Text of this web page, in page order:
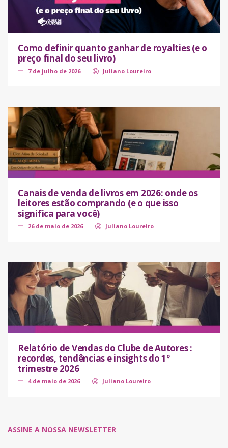
Como definir quanto ganhar de royalties (e o
preço final do seu livro)
7 de julho de 2026 Juliano Loureiro
Canais de venda de livros em 2026: onde os
leitores estão comprando (e o que isso
significa para você)
26 de maio de 2026 Juliano Loureiro
Relatório de Vendas do Clube de Autores :
recordes, tendências e insights do 1º
trimestre 2026
4 de maio de 2026 Juliano Loureiro
ASSINE A NOSSA NEWSLETTER